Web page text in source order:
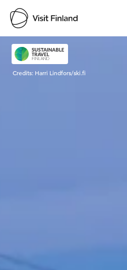
Visit Finland
Credits: Harri Lindfors/ski.fi